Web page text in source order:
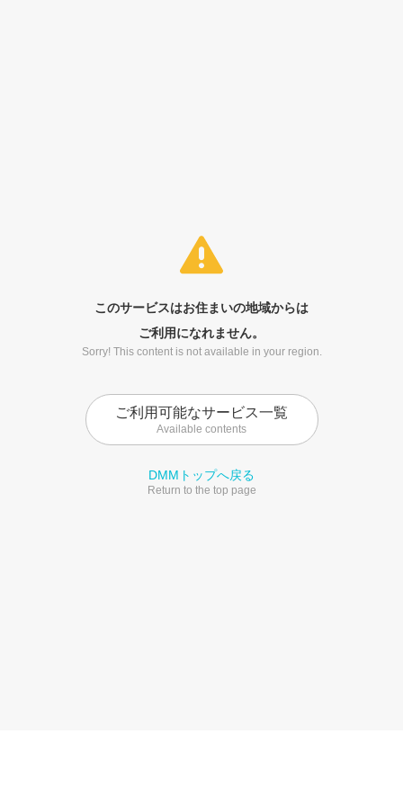
このサービスはお住まいの地域からは
ご利用になれません。
Sorry! This content is not available in your region.
ご利用可能なサービス一覧
Available contents
DMMトップへ戻る
Return to the top page